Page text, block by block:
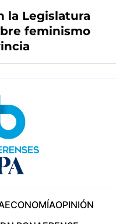
la Legislatura
feminismo
ECONOMÍAOPINIÓN